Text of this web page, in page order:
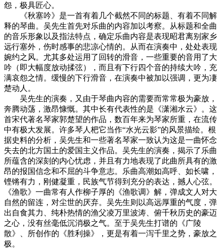
怨，极具匠心。
《秋塞吟》是一首有着几个截然不同的标题、有着不同解
释的琴曲。吴先生首先对乐曲的内容加以考察。从标题和全曲
的音乐形象以及指法特点，确定乐曲内容是表现昭君离别家乡
远行塞外，伤时感事的悲凉心情的。从而在演奏中，处处表现
婉约之风。尤其多处运用了回转的滑音，一些重要的音用了大
吟（即大幅度放动揉弦），而且有下行四个音的持续大吟，充
满哀怨之情。缓慢的下行滑音，在演奏中被加以强调，更为凄
楚动人。
吴先生的演奏，又由于琴曲内容的需要而常常极为豪放，
奔腾动荡，激昂慷慨。其中长有代表性的是《潇湘水云》。这
首宋代著名琴家郭楚望的作品，数百年来为琴家所重，在流传
中有极大发展。许多琴人杷它当作“水光云影”的风景描绘。根
据史料的分析，吴先生和一些著名琴家一致认为这是一曲怀念
失去的北方国土的爱国主义作品。吴先生的演奏，揭示了乐曲
所蕴含的深刻的内心忧虑，并且有力地表现了此曲所具有的激
昂的报国信念和不屈的斗争意志。乐曲高潮如高呼、如长啸，
铿锵有力，刚健凝重，民族气节得到充分的表达，撼人心弦。
《渔歌》一曲常有人作柳子厚的《渔歌调》解，弹成文人对大
自然的留连，对尘世的厌弃。吴先生则以高远厚重的气度，弹
出自食其力、纯朴热情的渔父凌万里波涛、俯千秋历史的豪迈
之心，没有丝毫低沉消极之气。至于吴先生打谱的《广陵
散》、所创作的《胜利操》，更是有着一泻千里之势，豪放之
极。